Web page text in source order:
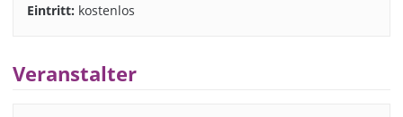
Eintritt: kostenlos
Veranstalter